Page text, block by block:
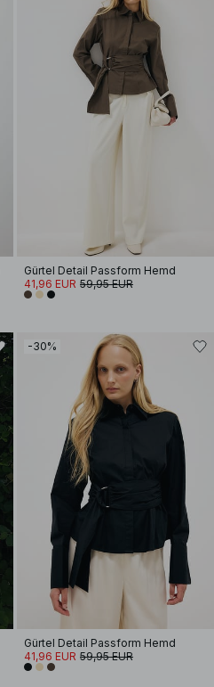
Gürtel Detail Passform Hemd
41,96 EUR 59,95 EUR
-30%
Gürtel Detail Passform Hemd
41,96 EUR 59,95 EUR